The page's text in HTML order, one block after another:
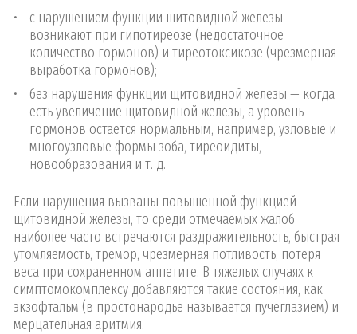
с нарушением функции щитовидной железы —
возникают при гипотиреозе (недостаточное
количество гормонов) и тиреотоксикозе (чрезмерная
выработка гормонов);
без нарушения функции щитовидной железы — когда
есть увеличение щитовидной железы, а уровень
гормонов остается нормальным, например, узловые и
многоузловые формы зоба, тиреоидиты,
новообразования и т. д.
Если нарушения вызваны повышенной функцией
щитовидной железы, то среди отмечаемых жалоб
наиболее часто встречаются раздражительность, быстрая
утомляемость, тремор, чрезмерная потливость, потеря
веса при сохраненном аппетите. В тяжелых случаях к
симптомокомплексу добавляются такие состояния, как
экзофтальм (в простонародье называется пучеглазием) и
мерцательная аритмия.